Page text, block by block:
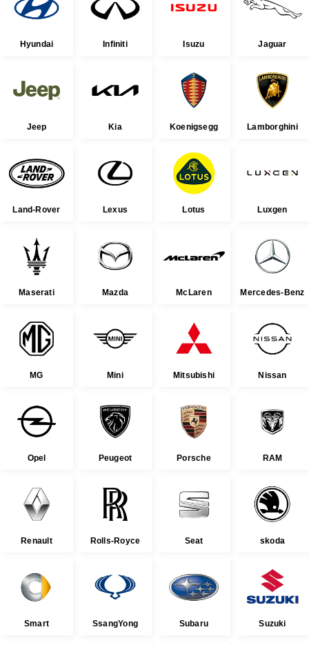
Hyundai Infiniti Isuzu Jaguar
Jeep Kia Koenigsegg Lamborghini
Land-Rover Lexus Lotus Luxgen
Maserati Mazda McLaren Mercedes-Benz
MG Mini Mitsubishi Nissan
Opel Peugeot Porsche RAM
Renault Rolls-Royce Seat skoda
Smart SsangYong Subaru Suzuki